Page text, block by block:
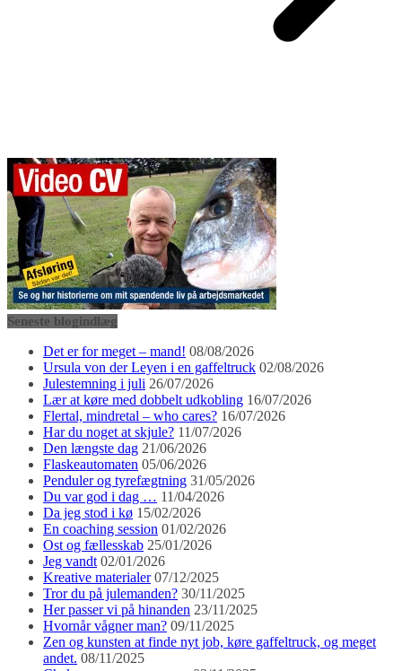
Seneste blogindlæg
Det er for meget – mand! 08/08/2026
Ursula von der Leyen i en gaffeltruck 02/08/2026
Julestemning i juli 26/07/2026
Lær at køre med dobbelt udkobling 16/07/2026
Flertal, mindretal – who cares? 16/07/2026
Har du noget at skjule? 11/07/2026
Den længste dag 21/06/2026
Flaskeautomaten 05/06/2026
Penduler og tyrefægtning 31/05/2026
Du var god i dag … 11/04/2026
Da jeg stod i kø 15/02/2026
En coaching session 01/02/2026
Ost og fællesskab 25/01/2026
Jeg vandt 02/01/2026
Kreative materialer 07/12/2025
Tror du på julemanden? 30/11/2025
Her passer vi på hinanden 23/11/2025
Hvornår vågner man? 09/11/2025
Zen og kunsten at finde nyt job, køre gaffeltruck, og meget
andet. 08/11/2025